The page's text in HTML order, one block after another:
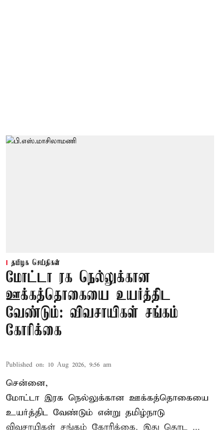
தமிழக செய்திகள்
மோட்டா ரக நெல்லுக்கான
ஊக்கத்தொகையை உயர்த்திட
வேண்டும்: விவசாயிகள் சங்கம்
கோரிக்கை
Published on: 10 Aug 2026, 9:56 am
சென்னை,
மோட்டா இரக நெல்லுக்கான ஊக்கத்தொகையை
உயர்த்திட வேண்டும் என்று தமிழ்நாடு
விவசாயிகள் சங்கம் கோரிக்கை. இது தொட ...